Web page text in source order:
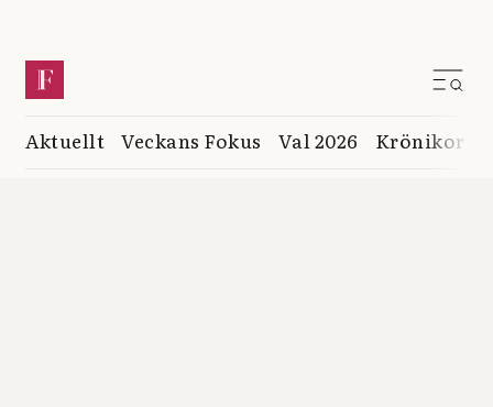
Aktuellt Veckans Fokus Val 2026 Krönikor